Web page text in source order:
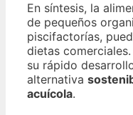
En síntesis, la
de pequeños
piscifactorías,
dietas
su rápido
alternativa
acuícola.